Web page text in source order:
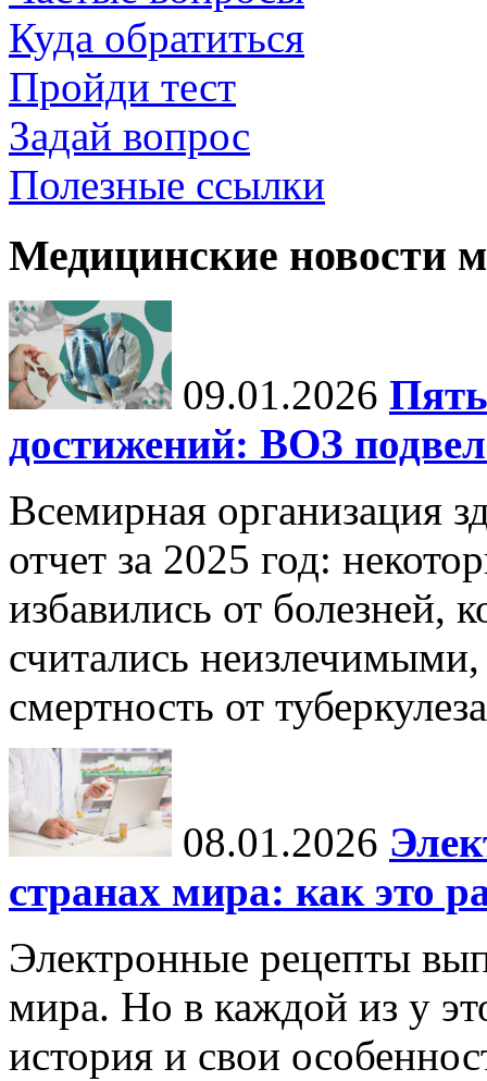
Куда обратиться
Пройди тест
Задай вопрос
Полезные ссылки
Медицинские новости
09.01.2026
достижений: ВОЗ
Всемирная организация
отчет за 2025 год:
избавились от болезней,
считались неизлечимыми,
смертность от
08.01.2026
странах мира: как это
Электронные рецепты
мира. Но в каждой из у
история и свои